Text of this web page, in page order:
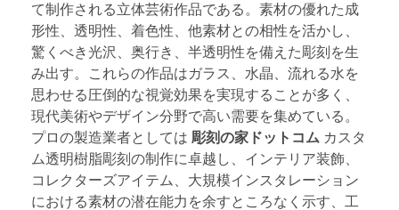
て制作される立体芸術作品である。素材の優れた成
形性、透明性、着色性、他素材との相性を活かし、
驚くべき光沢、奥行き、半透明性を備えた彫刻を生
み出す。これらの作品はガラス、水晶、流れる水を
思わせる圧倒的な視覚効果を実現することが多く、
現代美術やデザイン分野で高い需要を集めている。
プロの製造業者としては 彫刻の家ドットコム カスタ
ム透明樹脂彫刻の制作に卓越し、インテリア装飾、
コレクターズアイテム、大規模インスタレーション
における素材の潜在能力を余すところなく示す、工